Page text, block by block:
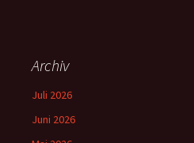
Archiv
Juli 2026
Juni 2026